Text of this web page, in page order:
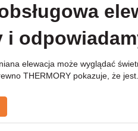
i
elewacja może wyglądać
THERMORY pokazuje, że